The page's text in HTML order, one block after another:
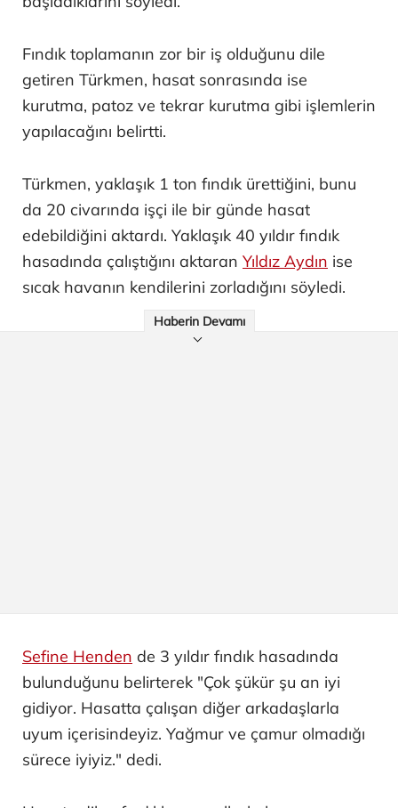
Fındık toplamanın zor bir iş olduğunu dile
getiren Türkmen, hasat sonrasında ise
kurutma, patoz ve tekrar kurutma gibi işlemlerin
yapılacağını belirtti.
Türkmen, yaklaşık 1 ton fındık ürettiğini, bunu
da 20 civarında işçi ile bir günde hasat
edebildiğini aktardı. Yaklaşık 40 yıldır fındık
hasadında çalıştığını aktaran Yıldız Aydın ise
sıcak havanın kendilerini zorladığını söyledi.
Haberin Devamı
Sefine Henden de 3 yıldır fındık hasadında
bulunduğunu belirterek "Çok şükür şu an iyi
gidiyor. Hasatta çalışan diğer arkadaşlarla
uyum içerisindeyiz. Yağmur ve çamur olmadığı
sürece iyiyiz." dedi.